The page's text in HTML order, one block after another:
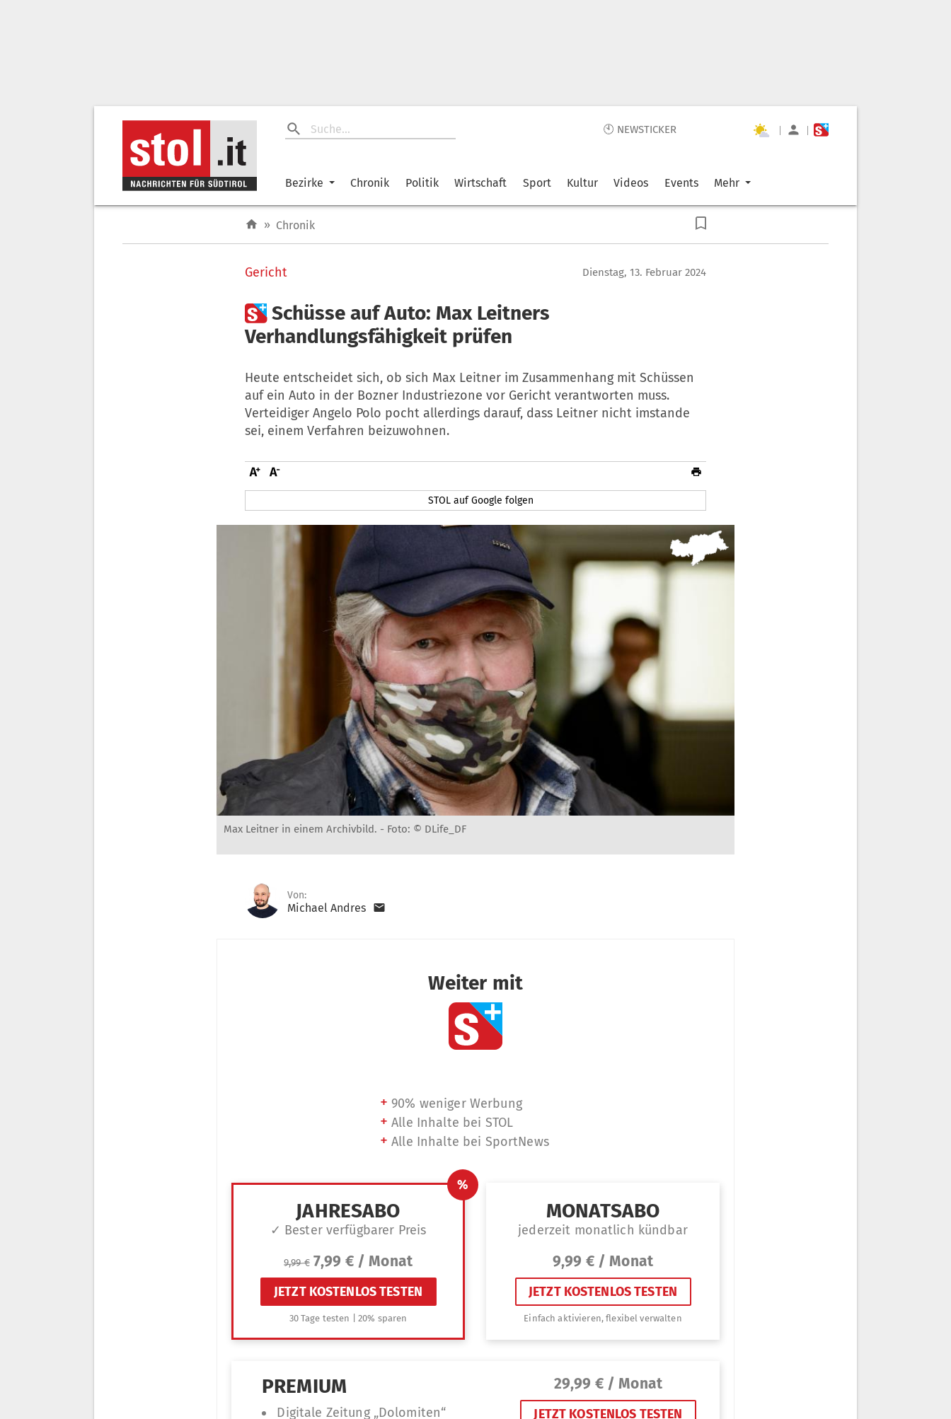
🕙 NEWSTICKER | |
Bezirke Chronik Politik Wirtschaft Sport Kultur Videos Events Mehr
» Chronik
Gericht Dienstag, 13. Februar 2024
Schüsse auf Auto: Max Leitners
Verhandlungsfähigkeit prüfen
Heute entscheidet sich, ob sich Max Leitner im Zusammenhang mit Schüssen
auf ein Auto in der Bozner Industriezone vor Gericht verantworten muss.
Verteidiger Angelo Polo pocht allerdings darauf, dass Leitner nicht imstande
sei, einem Verfahren beizuwohnen.
STOL auf Google folgen
Max Leitner in einem Archivbild. - Foto: © DLife_DF
Von:
Michael Andres